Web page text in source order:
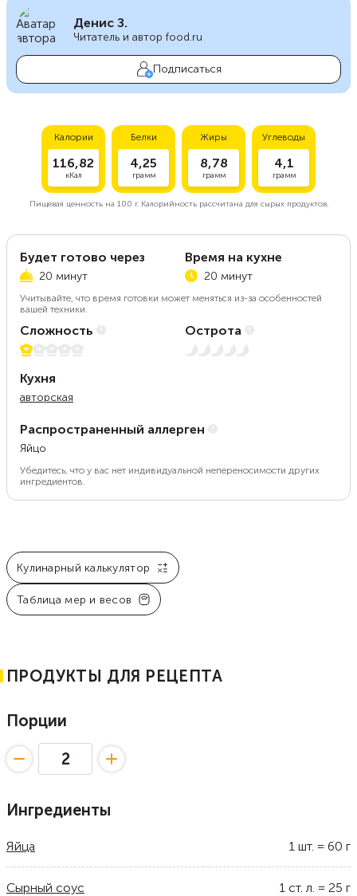
Денис З.
Читатель и автор food.ru
Подписаться
Калории
116,82
кКал
Белки
4,25
грамм
Жиры
8,78
грамм
Углеводы
4,1
грамм
Пищевая ценность на 100 г.Калорийность рассчитана для сырых продуктов.
Будет готово через
20 минут
Время на кухне
20 минут
Учитывайте, что время готовки может меняться из-за особенностей
вашей техники.
Сложность
1 из 5
Острота
Нет остроты
Кухня
авторская
Распространенный аллерген
Яйцо
Убедитесь, что у вас нет индивидуальной непереносимости других
ингредиентов.
Кулинарный калькулятор
Таблица мер и весов
ПРОДУКТЫ ДЛЯ РЕЦЕПТА
Порции
Ингредиенты
Яйца 1 шт. = 60 г
Сырный соус 1 ст. л. = 25 г